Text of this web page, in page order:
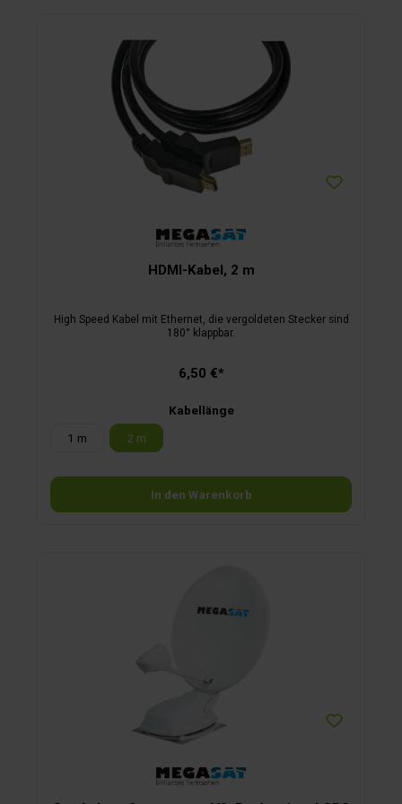
Teilnehmer.Technische Daten:Spiegelgröße B 46 x H 32 cm,
Universal-LNB, Twin-Ausführung, Frequenzbereich 10,7 –
12,75 GHz, Suchwinkel 360°, Stromversorgung 12 Volt, Maße
Außeneinheit Ø 55,4 x H 36,7 cm, Gewicht 8,6 kg, Maße
Steuerbox B 6 x H 2,4 x T 6 cm, Gewicht 100
g.Lieferumfang:Außeneinheit mit Anschlusskabel, Steuerbox,
2 Koaxialkabel (Länge 1 und 10 m).
HDMI-Kabel, 2 m
High Speed Kabel mit Ethernet, die vergoldeten Stecker sind
180° klappbar.
6,50 €*
Kabellänge
1 m
2 m
In den Warenkorb